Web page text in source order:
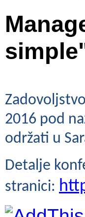
2016 pod
održati u
Detalje
stranici: